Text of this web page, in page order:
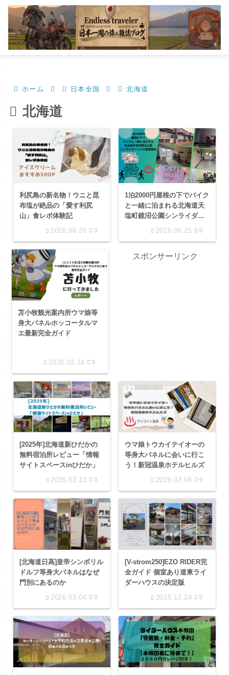
ホーム 日本全国 北海道
北海道
利尻島の新名物！ウニと昆
布塩が絶品の「愛す利尻
山」食レポ体験記
2026.06.26
0
1泊2000円屋根の下でバイク
と一緒に泊まれる北海道天
塩町鏡沼公園シンライダー
ハウス徹底解説
2026.06.25 0
苫小牧観光案内所ウマ娘等
身大パネルホッコータルマ
エ最新完全ガイド
2026.03.14 0
スポンサーリンク
[2025年]北海道新ひだかの
無料宿泊所レビュー「情報
サイトスペースinひだか」
2026.03.13
0
ウマ娘トウカイテイオーの
等身大パネルに会いに行こ
う！新冠温泉ホテルヒルズ
2026.03.06
0
[北海道日高]皇帝シンボリル
ドルフ等身大パネルはなぜ
門別にあるのか
2026.03.04
0
[V-strom250]EZO RIDER完
全ガイド 個室あり道東ライ
ダーハウスの決定版
2025.12.24
0